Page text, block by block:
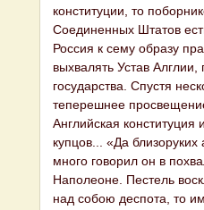
конституции, то
Соединенных Штатов
Россия к сему образу
выхвалять Устав
государства. Спустя
теперешнее
Английская
купцов... «Да
много говорил он в
Наполеоне. Пестель
над собою деспота, то